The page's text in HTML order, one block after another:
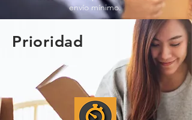
envío mínimo.
Prioridad